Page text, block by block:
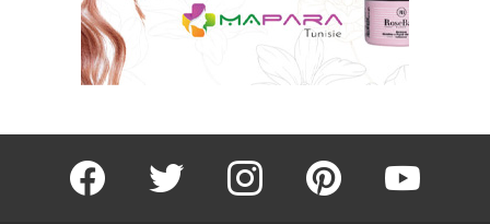
facebook twitter instagram pinterest youtube